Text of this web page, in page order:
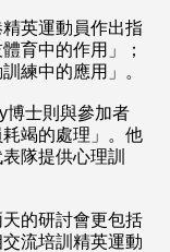
英運動員作出指
育中的作用」；
練中的應用」。
博士則與參加者
竭的處理」。他
隊提供心理訓
的研討會更包括
流培訓精英運動